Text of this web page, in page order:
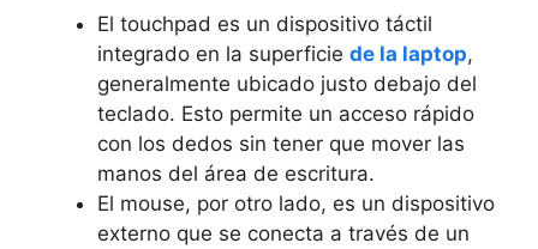
El touchpad​ es⁤ un dispositivo táctil
integrado en la superficie de la laptop,
generalmente ubicado justo debajo del
teclado. Esto permite un acceso rápido
con⁤ los ⁣dedos sin tener ⁤que mover⁤ las
manos del ​área de escritura.
El ‌mouse, por otro lado, es un dispositivo
externo⁢ que se‍ conecta a través ⁤de un